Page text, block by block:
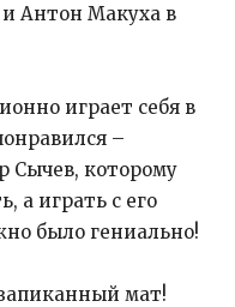
и Антон Макуха в
играет себя в
–
Сычев, которому
а играть с его
было гениально!
мат!